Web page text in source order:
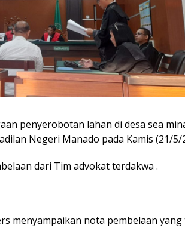
penyerobotan lahan di desa sea
Negeri Manado pada Kamis (21/5/
dari Tim advokat terdakwa .
menyampaikan nota pembelaan yang